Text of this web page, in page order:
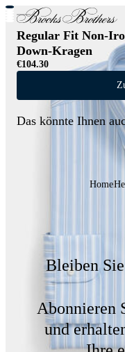
Neue Artikel im
Regular Fit Non-
Down-Kragen
€104.30
Das könnte Ihnen
Home
Bleiben
Abonnieren
und